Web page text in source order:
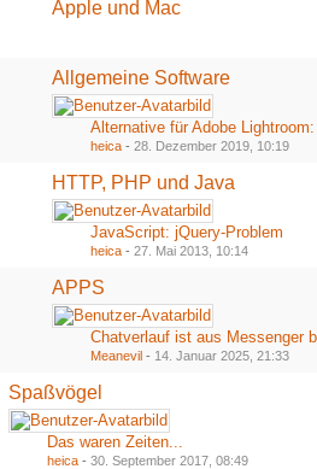
Apple und Mac
Allgemeine Software
heica - 28. Dezember 2019, 10:19
HTTP, PHP und Java
JavaScript: jQuery-Problem
heica - 27. Mai 2013, 10:14
APPS
Chatverlauf ist aus Messenger
Meanevil - 14. Januar 2025, 21:33
Spaßvögel
Das waren Zeiten...
heica - 30. September 2017, 08:49